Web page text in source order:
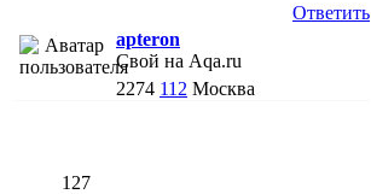
Ответить
apteron
Свой на Aqa.ru
2274 112 Москва
127